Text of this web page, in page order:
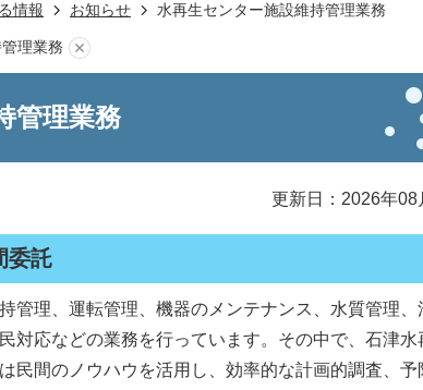
情報 お知らせ 水再生センター施設維持管理業務
理業務
管理業務
更新日：2026年08
委託
管理、運転管理、機器のメンテナンス、水質管理、
対応などの業務を行っています。その中で、石津水
民間のノウハウを活用し、効率的な計画的調査、予